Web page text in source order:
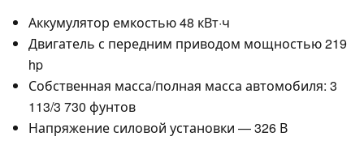
Аккумулятор емкостью 48 кВт·ч
Двигатель с передним приводом мощностью 219
hp
Собственная масса/полная масса автомобиля: 3
113/3 730 фунтов
Напряжение силовой установки — 326 В